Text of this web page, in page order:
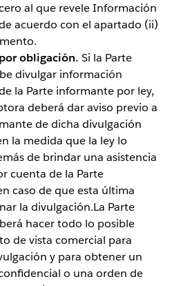
al que revele Información
acuerdo con el apartado (ii)
obligación. Si la Parte
divulgar información
la Parte informante por ley,
deberá dar aviso previo a
de dicha divulgación
la medida que la ley lo
de brindar una asistencia
cuenta de la Parte
caso de que esta última
la divulgación.La Parte
hacer todo lo posible
de vista comercial para
y para obtener un
o una orden de